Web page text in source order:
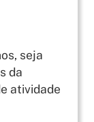
seja
da
atividade